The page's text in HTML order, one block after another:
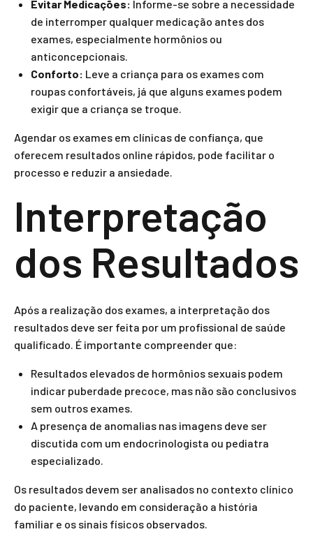
Evitar Medicações: Informe-se sobre a necessidade
de interromper qualquer medicação antes dos
exames, especialmente hormônios ou
anticoncepcionais.
Conforto: Leve a criança para os exames com
roupas confortáveis, já que alguns exames podem
exigir que a criança se troque.
Agendar os exames em clínicas de confiança, que
oferecem resultados online rápidos, pode facilitar o
processo e reduzir a ansiedade.
Interpretação
dos Resultados
Após a realização dos exames, a interpretação dos
resultados deve ser feita por um profissional de saúde
qualificado. É importante compreender que:
Resultados elevados de hormônios sexuais podem
indicar puberdade precoce, mas não são conclusivos
sem outros exames.
A presença de anomalias nas imagens deve ser
discutida com um endocrinologista ou pediatra
especializado.
Os resultados devem ser analisados no contexto clínico
do paciente, levando em consideração a história
familiar e os sinais físicos observados.